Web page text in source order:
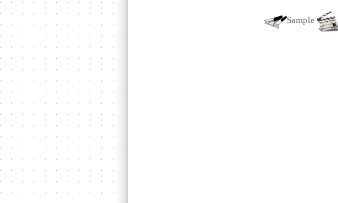
Sample